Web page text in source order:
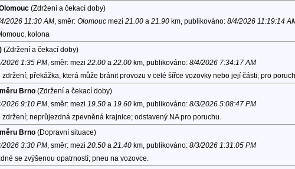
(Zdržení a čekací doby)
2026 11:30 AM, směr: Olomoucmezi 21.00a 21.90km, publikováno: 8/4/2026 11:19:14
kolona
(Zdržení a čekací doby)
2026 1:35 PM, směr: mezi 22.00a 22.00km, publikováno: 8/4/2026 7:34:17 AM
překážka, která může bránit provozu v celé šířce vozovky nebo její části; pro
Brno(Zdržení a čekací doby)
2026 9:10 PM, směr: mezi 19.50a 19.60km, publikováno: 8/3/2026 5:08:47 PM
neprůjezdná zpevněná krajnice; odstavený NA pro poruchu.
Brno(Dopravní situace)
2026 3:30 PM, směr: mezi 20.50a 21.40km, publikováno: 8/3/2026 1:31:05 PM
se zvýšenou opatrností; pneu na vozovce.